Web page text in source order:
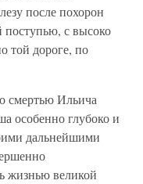
после похорон
поступью, с высоко
той дороге, по
смертью Ильича
особенно глубоко и
дальнейшими
жизнью великой